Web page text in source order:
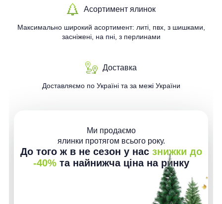
Асортимент ялинок
Максимально широкий асортимент: литі, пвх, з шишками,
засніжені, на пні, з перлинами
Доставка
Доставляємо по Україні та за межі України
Ми продаємо
ялинки протягом всього року.
До того ж в не сезон у нас знижки до
-40%та найнижча ціна на ринку